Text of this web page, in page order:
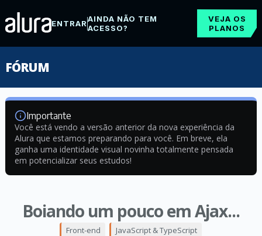
ENTRARAINDA NÃO TEM
ACESSO?
VEJA OS
PLANOS
FÓRUM
Importante
Você está vendo a versão anterior da nova experiência da
Alura que estamos preparando para você. Em breve, ela
ganha uma identidade visual novinha totalmente pensada
em potencializar seus estudos!
Boiando um pouco em Ajax...
Front-end JavaScript & TypeScript